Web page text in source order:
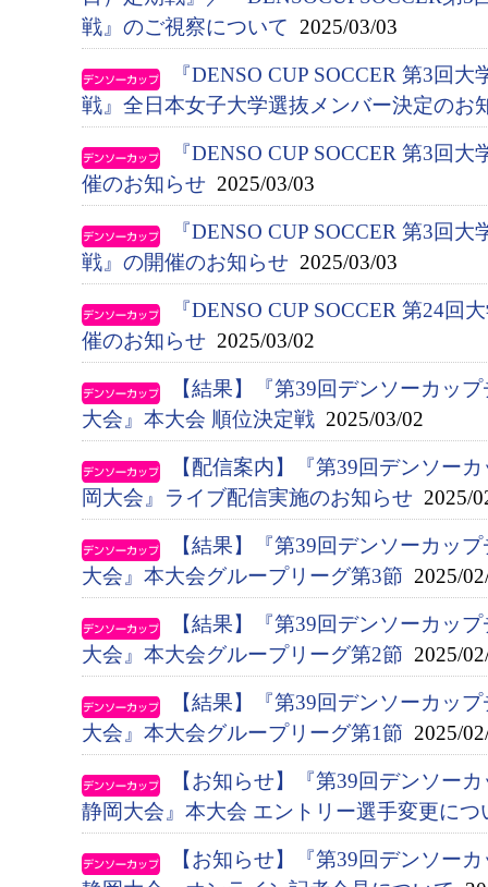
戦』のご視察について 2025/03/03
『DENSO CUP SOCCER 第3回
戦』全日本女子大学選抜メンバー決定のお
『DENSO CUP SOCCER 第3回
催のお知らせ 2025/03/03
『DENSO CUP SOCCER 第3回
戦』の開催のお知らせ 2025/03/03
『DENSO CUP SOCCER 第24回
催のお知らせ 2025/03/02
【結果】『第39回デンソーカッ
大会』本大会 順位決定戦 2025/03/02
【配信案内】『第39回デンソー
岡大会』ライブ配信実施のお知らせ 2025/
【結果】『第39回デンソーカッ
大会』本大会グループリーグ第3節 2025/
【結果】『第39回デンソーカッ
大会』本大会グループリーグ第2節 2025/
【結果】『第39回デンソーカッ
大会』本大会グループリーグ第1節 2025/
【お知らせ】『第39回デンソー
静岡大会』本大会 エントリー選手変更につ
【お知らせ】『第39回デンソー